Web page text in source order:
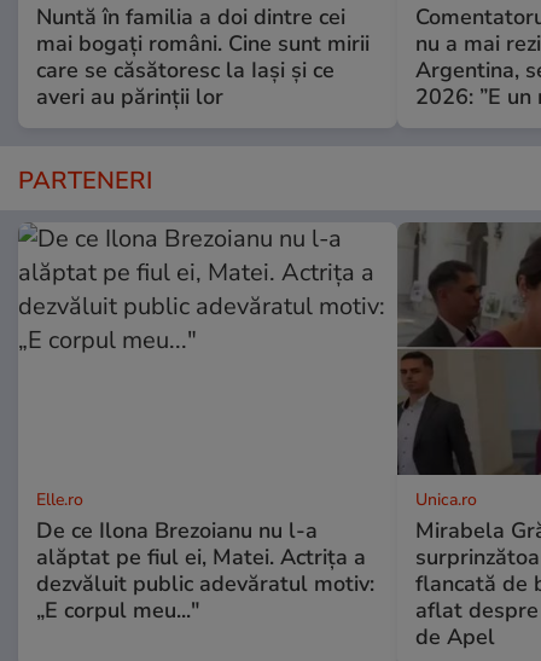
Nuntă în familia a doi dintre cei
mai bogați români. Cine sunt mirii
care se căsătoresc la Iași și ce
averi au părinții lor
nu a mai
Argentina,
2026: ”E un
PARTENERI
Elle.ro
De ce Ilona Brezoianu nu l-a
alăptat pe fiul ei, Matei. Actrița a
dezvăluit public adevăratul motiv:
„E corpul meu..."
Unica.ro
Mirabela
flancată de
aflat
de Apel